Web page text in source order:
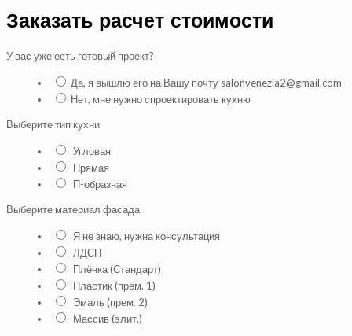
Заказать расчет стоимости
У вас уже есть готовый проект?
Да, я вышлю его на Вашу почту salonvenezia2@gmail.com
Нет, мне нужно спроектировать кухню
Выберите тип кухни
Угловая
Прямая
П-образная
Выберите материал фасада
Я не знаю, нужна консультация
ЛДСП
Плёнка (Стандарт)
Пластик (прем. 1)
Эмаль (прем. 2)
Массив (элит.)